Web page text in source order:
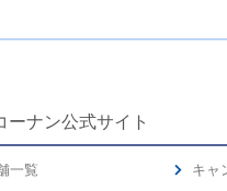
ーナン公式サイト
一覧
キャ